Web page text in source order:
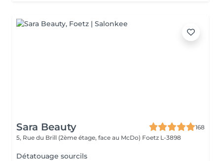
Sara Beauty
168
5, Rue du Brill (2ème étage, face au McDo) Foetz L-3898
Détatouage sourcils